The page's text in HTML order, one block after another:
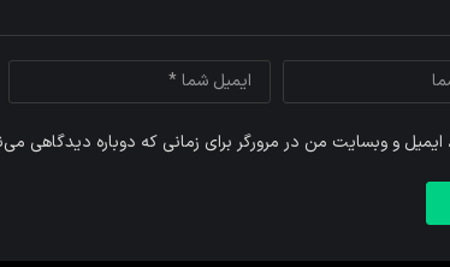
ایمیل و وبسایت من در مرورگر برای زمانی که دوباره دیدگاهی